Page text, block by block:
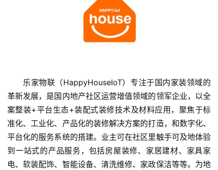
首
页
融
乐家物联（HappyHouseIoT）专注于国内家装领域的
革新发展，是国内地产社区运营增值领域的领军企业，以全
案整装+平台生态+装配式装修技术及材料应用，聚焦于标
准化、工业化、产品化的装修解决方案的打造，和数字化、
平台化的服务系统的搭建。业主可在社区里触手可及地体验
到一站式的产品服务，包括房屋装修、家居建材、家具家
电、软装配饰、智能设备、清洗维修、家政保洁等等。为地